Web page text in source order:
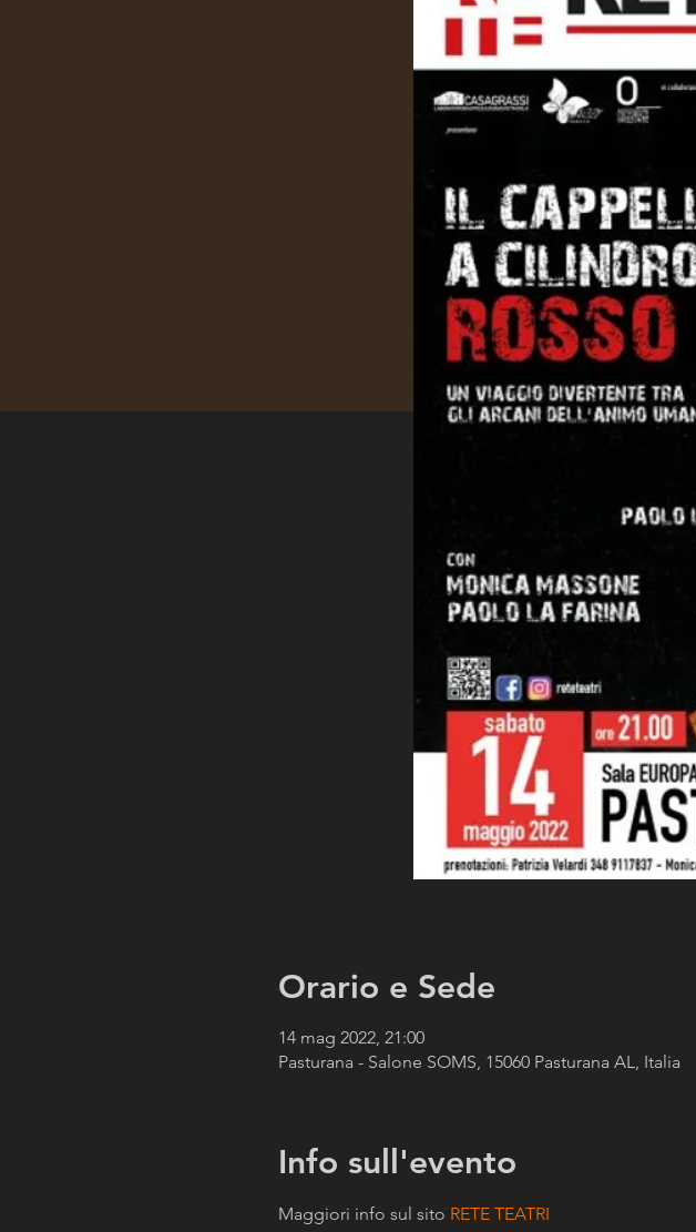
Orario e Sede
14 mag 2022, 21:00
Pasturana - Salone SOMS, 15060 Pasturana AL, Italia
Info sull'evento
Maggiori info sul sito RETE TEATRI